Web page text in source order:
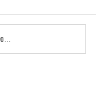
部氏発祥のま
…